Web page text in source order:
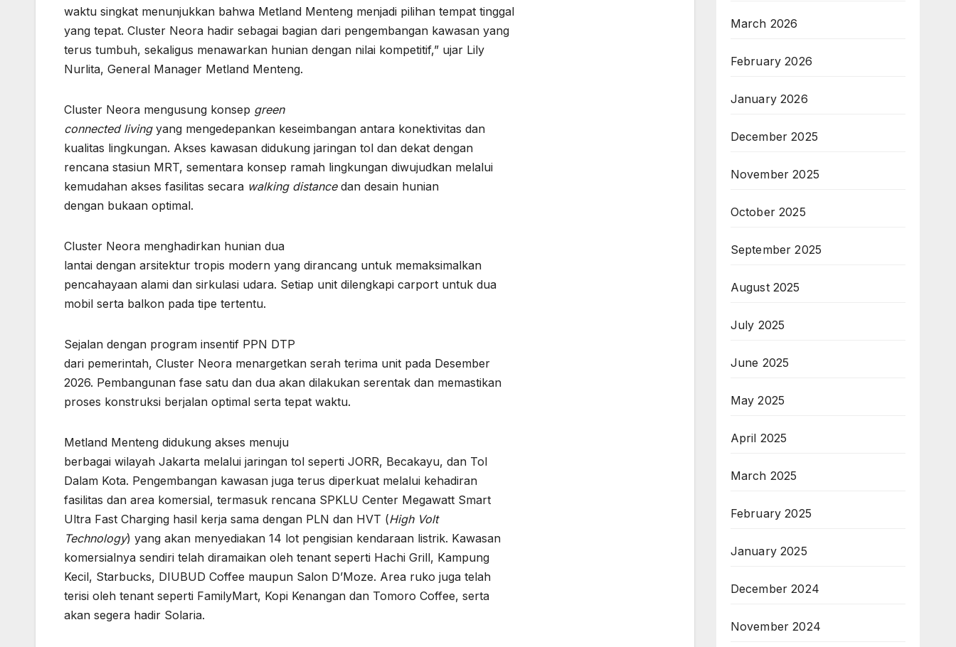
waktu singkat menunjukkan bahwa Metland Menteng menjadi pilihan tempat tinggal
yang tepat. Cluster Neora hadir sebagai bagian dari pengembangan kawasan yang
terus tumbuh, sekaligus menawarkan hunian dengan nilai kompetitif,” ujar Lily
Nurlita, General Manager Metland Menteng.
Cluster Neora mengusung konsep green
connected living yang mengedepankan keseimbangan antara konektivitas dan
kualitas lingkungan. Akses kawasan didukung jaringan tol dan dekat dengan
rencana stasiun MRT, sementara konsep ramah lingkungan diwujudkan melalui
kemudahan akses fasilitas secara walking distance dan desain hunian
dengan bukaan optimal.
Cluster Neora menghadirkan hunian dua
lantai dengan arsitektur tropis modern yang dirancang untuk memaksimalkan
pencahayaan alami dan sirkulasi udara. Setiap unit dilengkapi carport untuk dua
mobil serta balkon pada tipe tertentu.
Sejalan dengan program insentif PPN DTP
dari pemerintah, Cluster Neora menargetkan serah terima unit pada Desember
2026. Pembangunan fase satu dan dua akan dilakukan serentak dan memastikan
proses konstruksi berjalan optimal serta tepat waktu.
Metland Menteng didukung akses menuju
berbagai wilayah Jakarta melalui jaringan tol seperti JORR, Becakayu, dan Tol
Dalam Kota. Pengembangan kawasan juga terus diperkuat melalui kehadiran
fasilitas dan area komersial, termasuk rencana SPKLU Center Megawatt Smart
Ultra Fast Charging hasil kerja sama dengan PLN dan HVT (High Volt
Technology) yang akan menyediakan 14 lot pengisian kendaraan listrik. Kawasan
komersialnya sendiri telah diramaikan oleh tenant seperti Hachi Grill, Kampung
Kecil, Starbucks, DIUBUD Coffee maupun Salon D’Moze. Area ruko juga telah
terisi oleh tenant seperti FamilyMart, Kopi Kenangan dan Tomoro Coffee, serta
akan segera hadir Solaria.
March 2026
February 2026
January 2026
December 2025
November 2025
October 2025
September 2025
August 2025
July 2025
June 2025
May 2025
April 2025
March 2025
February 2025
January 2025
December 2024
November 2024